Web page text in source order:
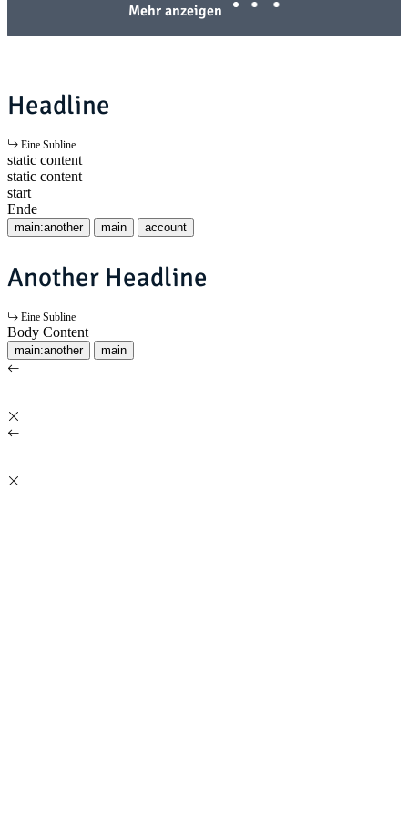
Mehr anzeigen
Headline
Eine Subline
static content
static content
start
Ende
main:another main account
Another Headline
Eine Subline
Body Content
main:another main